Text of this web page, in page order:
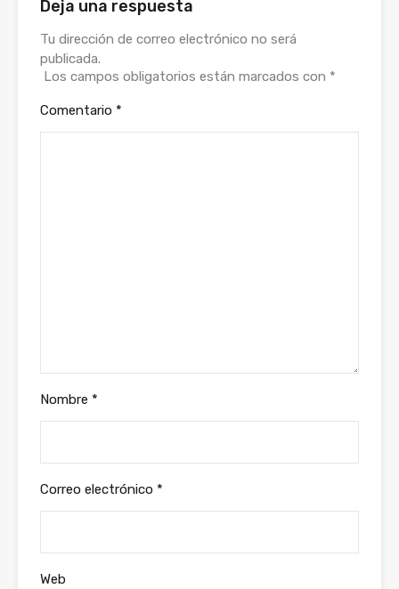
Deja una respuesta
Tu dirección de correo electrónico no será
publicada.
Los campos obligatorios están marcados con *
Comentario *
Nombre *
Correo electrónico *
Web